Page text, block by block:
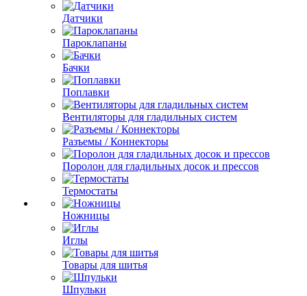
Датчики
Пароклапаны
Бачки
Поплавки
Вентиляторы для гладильных систем
Разъемы / Коннекторы
Поролон для гладильных досок и прессов
Термостаты
Ножницы
Иглы
Товары для шитья
Шпульки